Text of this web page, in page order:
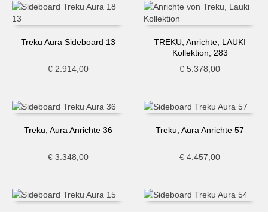
Treku Aura Sideboard 13
€2.914,00
TREKU, Anrichte, LAUKI
Kollektion, 283
€ 5.378,00
Treku, Aura Anrichte 36
€3.348,00
Treku, Aura Anrichte 57
€ 4.457,00